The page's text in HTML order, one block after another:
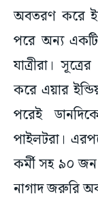
অবতরণ করে
পরে অন্য একটি
যাত্রীরা।
করে এয়ার
পরেই
পাইলটরা।
কর্মী সহ ৯০ জন
নাগাদ জরুরি